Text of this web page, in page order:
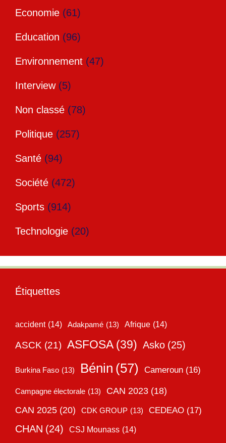
Economie (61)
Education (96)
Environnement (47)
Interview(5)
Non classé (78)
Politique (257)
Santé (94)
Société (472)
Sports (914)
Technologie (20)
Étiquettes
accident (14) Adakpamé (13) Afrique (14)
ASCK (21) ASFOSA (39) Asko (25)
Burkina Faso (13) Bénin (57) Cameroun (16)
Campagne électorale (13) CAN 2023 (18)
CAN 2025 (20) CDK GROUP (13) CEDEAO (17)
CHAN (24) CSJ Mounass (14)